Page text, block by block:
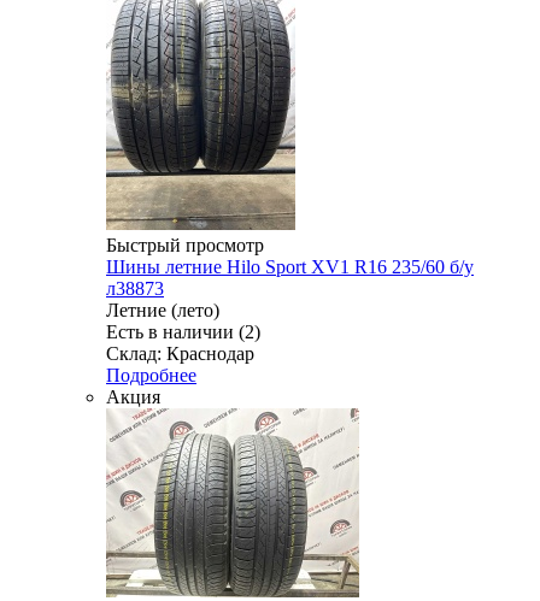
Быстрый просмотр
Шины летние Hilo Sport XV1 R16 235/60 б/у
л38873
Летние (лето)
Есть в наличии (2)
Склад: Краснодар
Подробнее
Акция